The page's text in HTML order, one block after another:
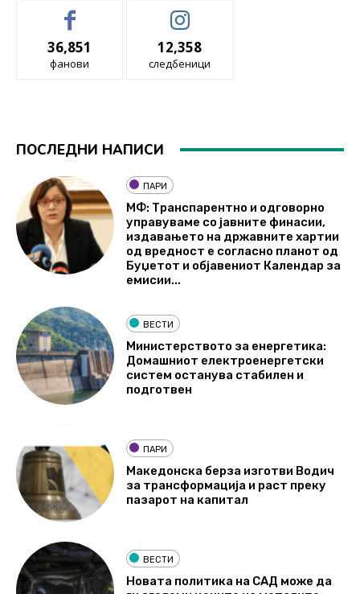
36,851
фанови
12,358
следбеници
ПОСЛЕДНИ НАПИСИ
ПАРИ
МФ: Транспарентно и одговорно
управуваме со јавните финасии,
издавањето на државните хартии
од вредност е согласно планот од
Буџетот и објавениот Календар за
емисии...
ВЕСТИ
Министерството за енергетика:
Домашниот електроенергетски
систем останува стабилен и
подготвен
ПАРИ
Македонска берза изготви Водич
за трансформација и раст преку
пазарот на капитал
ВЕСТИ
Новата политика на САД може да